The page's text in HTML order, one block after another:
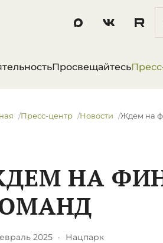
Просвещайтесь
Пресс-центр Новости ​Ждем на
НА
2025 · Нацпарк